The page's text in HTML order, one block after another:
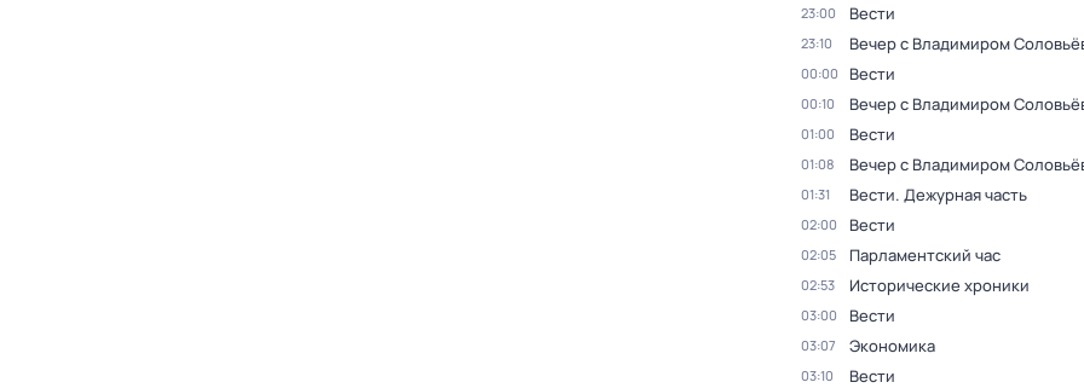
23:00 Вести
23:10 Вечер с Владимиром
00:00 Вести
00:10 Вечер с Владимиром
01:00 Вести
01:08 Вечер с Владимиром
01:31 Вести. Дежурная часть
02:00 Вести
02:05 Парламентский час
02:53 Исторические хроники
03:00 Вести
03:07 Экономика
03:10 Вести